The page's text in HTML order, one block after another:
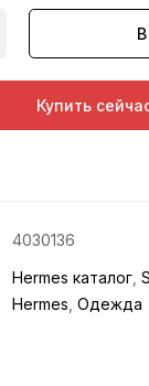
Купить
4030136
Hermes каталог
Hermes Одежда